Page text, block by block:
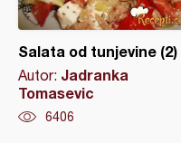
Salata od tunjevine (2)
Autor: Jadranka
Tomasevic
6406